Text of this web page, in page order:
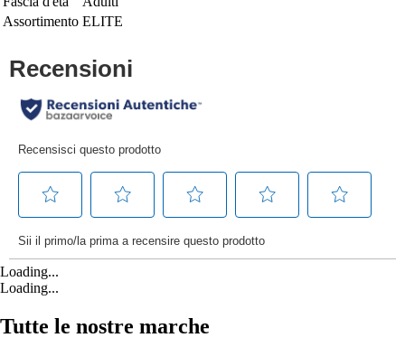
Assortimento ELITE
Loading...
Loading...
Tutte le nostre marche